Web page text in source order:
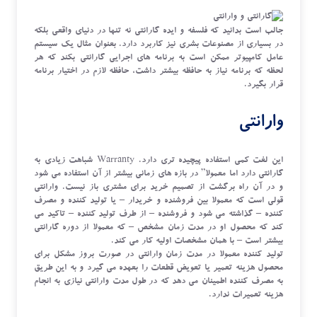
جالب است بدانید که فلسفه و ایده گارانتی نه تنها در دنیای واقعی بلکه
در بسیاری از مصنوعات بشری نیز کاربرد دارد. بعنوان مثال یک سیستم
عامل کامپیوتر ممکن است به برنامه های اجرایی گارانتی بکند که هر
لحظه که برنامه نیاز به حافظه بیشتر داشت، حافظه لازم در اختیار برنامه
قرار بگیرد.
وارانتی
این لغت کمی استفاده پیچیده تری دارد. Warranty شباهت زیادی به
گارانتی دارد اما معمولا” در بازه های زمانی بیشتر از آن استفاده می شود
و در آن راه برگشت از تصمیم خرید برای مشتری باز نیست. وارانتی
قولی است که معمولا بین فروشنده و خریدار – یا تولید کننده و مصرف
کننده – گذاشته می شود و فروشنده – از طرف تولید کننده – تاکید می
کند که محصول او در مدت زمان مشخص – که معمولا از دوره گارانتی
بیشتر است – با همان مشخصات اولیه کار می کند.
تولید کننده معمولا در مدت زمان وارانتی در صورت بروز مشکل برای
محصول هزینه تعمیر یا تعویض قطعات را بعهده می گیرد و به این طریق
به مصرف کننده اطمینان می دهد که در طول مدت وارانتی نیازی به انجام
هزینه تعمیرات ندارد.